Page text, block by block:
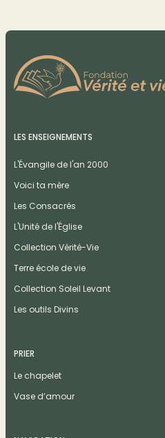
LES ENSEIGNEMENTS
L'Évangile de l'an 2000
Voici ta mère
Les Consacrés
L'Unité de l'Église
Collection Vérité-Vie
Terre école de vie
Collection Soleil Levant
Les outils Divins
PRIER
Le chapelet
Vase d’amour